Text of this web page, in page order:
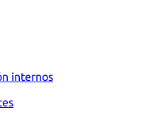
internos